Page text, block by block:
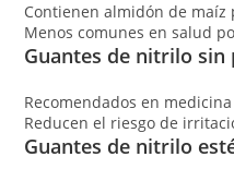
Contienen almidón de
Menos comunes en salud
Guantes de nitrilo sin
Recomendados en
Reducen el riesgo de
Guantes de nitrilo